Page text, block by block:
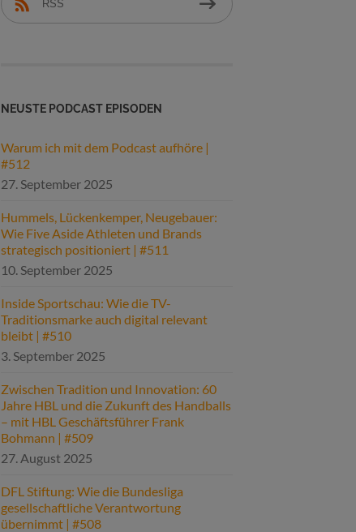
RSS
NEUSTE PODCAST EPISODEN
Warum ich mit dem Podcast aufhöre |
#512
27. September 2025
Hummels, Lückenkemper, Neugebauer:
Wie Five Aside Athleten und Brands
strategisch positioniert | #511
10. September 2025
Inside Sportschau: Wie die TV-
Traditionsmarke auch digital relevant
bleibt | #510
3. September 2025
Zwischen Tradition und Innovation: 60
Jahre HBL und die Zukunft des Handballs
– mit HBL Geschäftsführer Frank
Bohmann | #509
27. August 2025
DFL Stiftung: Wie die Bundesliga
gesellschaftliche Verantwortung
übernimmt | #508